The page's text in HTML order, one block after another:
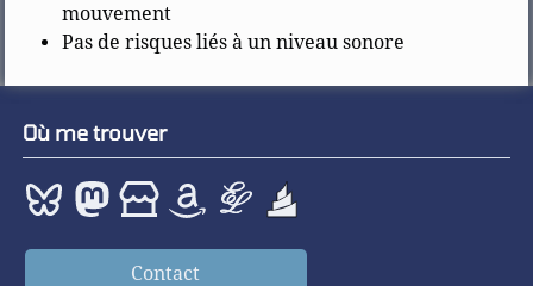
mouvement
Pas de risques liés à un niveau sonore
Où me trouver
Contact